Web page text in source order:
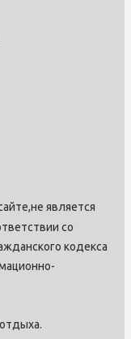
является
со
кодекса